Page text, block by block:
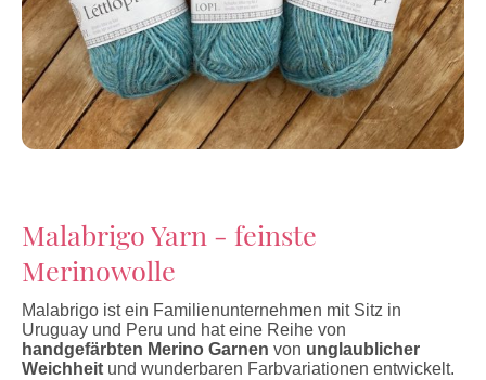
Malabrigo Yarn - feinste
Merinowolle
Malabrigo ist ein Familienunternehmen mit Sitz in
Uruguay und Peru und hat eine Reihe von
handgefärbten Merino Garnen von unglaublicher
Weichheit und wunderbaren Farbvariationen entwickelt.